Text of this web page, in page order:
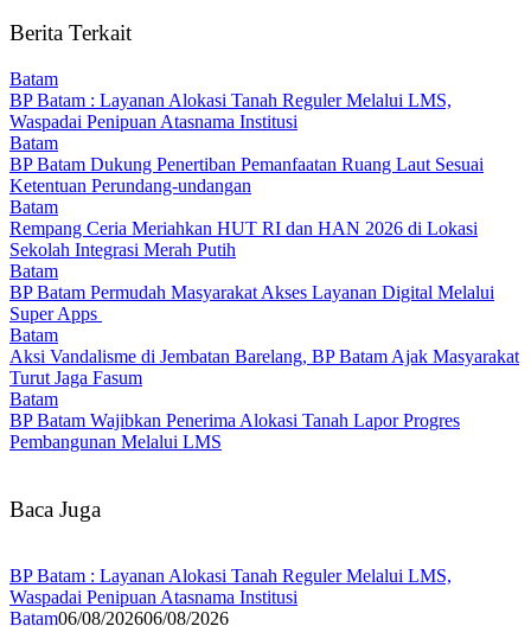
Berita Terkait
Batam
BP Batam : Layanan Alokasi Tanah Reguler Melalui LMS,
Waspadai Penipuan Atasnama Institusi
Batam
BP Batam Dukung Penertiban Pemanfaatan Ruang Laut Sesuai
Ketentuan Perundang-undangan
Batam
Rempang Ceria Meriahkan HUT RI dan HAN 2026 di Lokasi
Sekolah Integrasi Merah Putih
Batam
BP Batam Permudah Masyarakat Akses Layanan Digital Melalui
Super Apps
Batam
Aksi Vandalisme di Jembatan Barelang, BP Batam Ajak Masyarakat
Turut Jaga Fasum
Batam
BP Batam Wajibkan Penerima Alokasi Tanah Lapor Progres
Pembangunan Melalui LMS
Baca Juga
BP Batam : Layanan Alokasi Tanah Reguler Melalui LMS,
Waspadai Penipuan Atasnama Institusi
Batam06/08/202606/08/2026